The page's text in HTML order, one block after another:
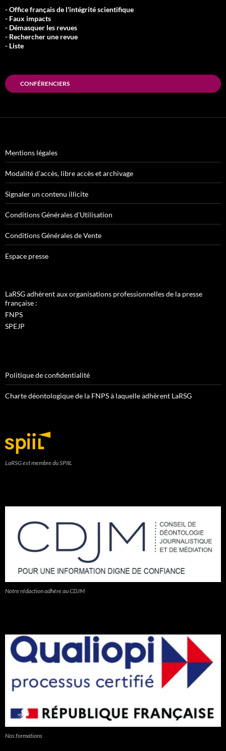
- Office français de l'intégrité scientifique
- Faux impacts
- Démasquer les revues
- Rechercher une revue
- Liste
CONFÉRENCIERS
Mentions légales
Modalité d’accès, libre accès et archivage
Signaler un contenu illicite
Conditions Générales d’Utilisation
Conditions Générales de Vente
Espace presse
LaRSG adhèrent aux organisations professionnelles de la presse
française :
FNPS
SPEJP
Politique de confidentialité
Charte déontologique de la FNPS à laquelle adhèrent LaRSG
LaRSG est membre du SPIIL
Notre rédaction adhère au CDJM
Nos formations